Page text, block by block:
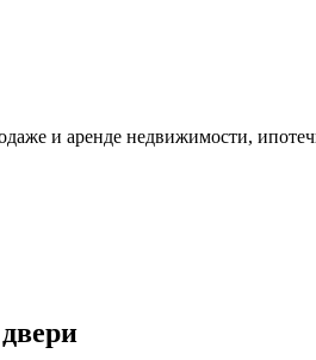
и аренде недвижимости,